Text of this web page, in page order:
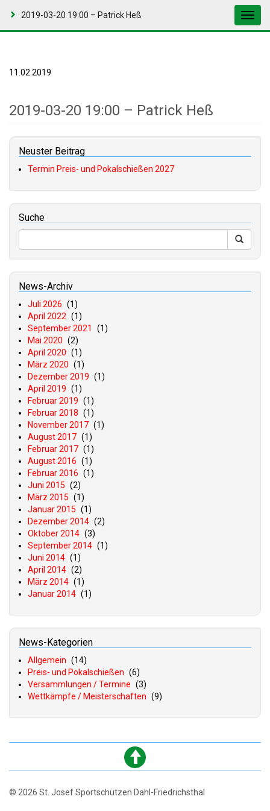
2019-03-20 19:00 – Patrick Heß
11.02.2019
2019-03-20 19:00 – Patrick Heß
Neuster Beitrag
Termin Preis- und Pokalschießen 2027
Suche
News-Archiv
Juli 2026 (1)
April 2022 (1)
September 2021
(1)
Mai 2020 (2)
April 2020 (1)
März 2020 (1)
Dezember 2019 (1)
April 2019 (1)
Februar 2019 (1)
Februar 2018 (1)
November 2017 (1)
August 2017 (1)
Februar 2017 (1)
August 2016 (1)
Februar 2016 (1)
Juni 2015 (2)
März 2015 (1)
Januar 2015 (1)
Dezember 2014 (2)
Oktober 2014 (3)
September 2014 (1)
Juni 2014 (1)
April 2014 (2)
März 2014 (1)
Januar 2014 (1)
News-Kategorien
Allgemein (14)
Preis- und Pokalschießen (6)
Versammlungen / Termine (3)
Wettkämpfe / Meisterschaften (9)
© 2026 St. Josef Sportschützen Dahl-Friedrichsthal